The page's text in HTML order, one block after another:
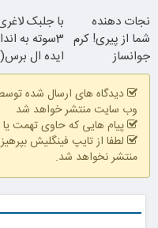
24ماه ماندگاری
جوان شو
نجات دهنده
شما از پیری! کرم
جوانساز
جلبک50%تخفیف
با جلبک
3سوته به
ایده ال
امشب
ویژه)
دیدگاه های ارسال شده
وب سایت منتشر خواهد شد
پیام هایی که حاوی تهمت
لطفا از تایپ فینگلیش
منتشر نخواهد شد.